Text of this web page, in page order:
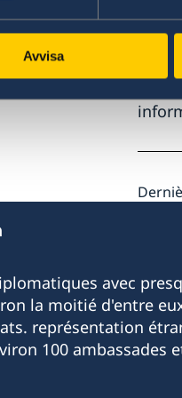
Avvisa
En
avec
la moitié d'entre
représentation
100 ambassades